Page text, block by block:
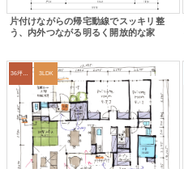
片付けながらの帰宅動線でスッキリ整
う、内外つながる明るく開放的な家
3LDK